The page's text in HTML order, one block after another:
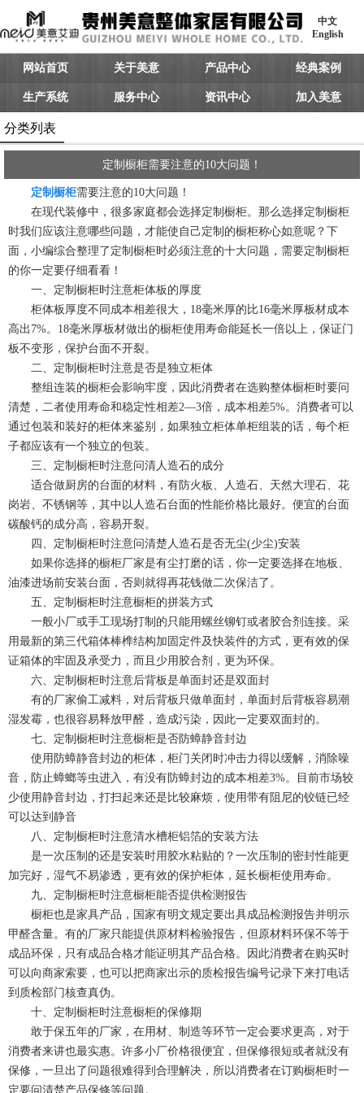
中文
English
网站首页 关于美意 产品中心 经典案例
生产系统 服务中心 资讯中心 加入美意
分类列表
定制橱柜需要注意的10大问题！
定制橱柜需要注意的10大问题！
在现代装修中，很多家庭都会选择定制橱柜。那么选择定制橱柜
时我们应该注意哪些问题，才能使自己定制的橱柜称心如意呢？下
面，小编综合整理了定制橱柜时必须注意的十大问题，需要定制橱柜
的你一定要仔细看看！
一、定制橱柜时注意柜体板的厚度
柜体板厚度不同成本相差很大，18毫米厚的比16毫米厚板材成本
高出7%。18毫米厚板材做出的橱柜使用寿命能延长一倍以上，保证门
板不变形，保护台面不开裂。
二、定制橱柜时注意是否是独立柜体
整组连装的橱柜会影响牢度，因此消费者在选购整体橱柜时要问
清楚，二者使用寿命和稳定性相差2—3倍，成本相差5%。消费者可以
通过包装和装好的柜体来鉴别，如果独立柜体单柜组装的话，每个柜
子都应该有一个独立的包装。
三、定制橱柜时注意问清人造石的成分
适合做厨房的台面的材料，有防火板、人造石、天然大理石、花
岗岩、不锈钢等，其中以人造石台面的性能价格比最好。便宜的台面
碳酸钙的成分高，容易开裂。
四、定制橱柜时注意问清楚人造石是否无尘(少尘)安装
如果你选择的橱柜厂家是有尘打磨的话，你一定要选择在地板、
油漆进场前安装台面，否则就得再花钱做二次保洁了。
五、定制橱柜时注意橱柜的拼装方式
一般小厂或手工现场打制的只能用螺丝铆钉或者胶合剂连接。采
用最新的第三代箱体棒榫结构加固定件及快装件的方式，更有效的保
证箱体的牢固及承受力，而且少用胶合剂，更为环保。
六、定制橱柜时注意后背板是单面封还是双面封
有的厂家偷工减料，对后背板只做单面封，单面封后背板容易潮
湿发霉，也很容易释放甲醛，造成污染，因此一定要双面封的。
七、定制橱柜时注意橱柜是否防蟑静音封边
使用防蟑静音封边的柜体，柜门关闭时冲击力得以缓解，消除噪
音，防止蟑螂等虫进入，有没有防蟑封边的成本相差3%。目前市场较
少使用静音封边，打扫起来还是比较麻烦，使用带有阻尼的铰链已经
可以达到静音
八、定制橱柜时注意清水槽柜铝箔的安装方法
是一次压制的还是安装时用胶水粘贴的？一次压制的密封性能更
加完好，湿气不易渗透，更有效的保护柜体，延长橱柜使用寿命。
九、定制橱柜时注意橱柜能否提供检测报告
橱柜也是家具产品，国家有明文规定要出具成品检测报告并明示
甲醛含量。有的厂家只能提供原材料检验报告，但原材料环保不等于
成品环保，只有成品合格才能证明其产品合格。因此消费者在购买时
可以向商家索要，也可以把商家出示的质检报告编号记录下来打电话
到质检部门核查真伪。
十、定制橱柜时注意橱柜的保修期
敢于保五年的厂家，在用材、制造等环节一定会要求更高，对于
消费者来讲也最实惠。许多小厂价格很便宜，但保修很短或者就没有
保修，一旦出了问题很难得到合理解决，所以消费者在订购橱柜时一
定要问清楚产品保修等问题。